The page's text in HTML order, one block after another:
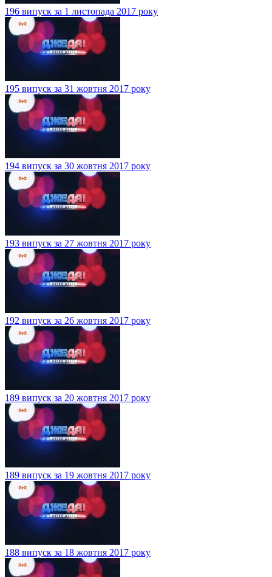
196 випуск за 1 листопада 2017 року
195 випуск за 31 жовтня 2017 року
194 випуск за 30 жовтня 2017 року
193 випуск за 27 жовтня 2017 року
192 випуск за 26 жовтня 2017 року
189 випуск за 20 жовтня 2017 року
189 випуск за 19 жовтня 2017 року
188 випуск за 18 жовтня 2017 року